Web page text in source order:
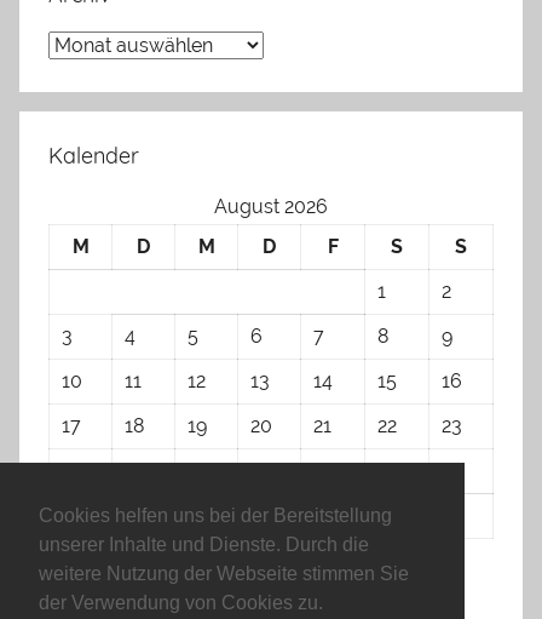
Cookies helfen uns bei der Bereitstellung
unserer Inhalte und Dienste. Durch die
weitere Nutzung der Webseite stimmen Sie
der Verwendung von Cookies zu.
Archiv
Kalender
August 2026
M
D M D F S
S
1
2
3
4 5 6 7 8
9
10
11 12 13 14 15
16
17
18 19 20 21 22
23
24
25 26 27 28 29
30
31
« Apr.